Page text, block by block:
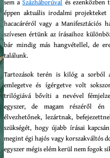
éppen aktuális irodalmi
hacacáréról vagy a Manifesztációs
szívesen értünk az írásaihoz
bár mindig más hangvétellel, de
találunk.
Tartozások terén is kilóg a sorból
emlegetve és ígérgetve volt
trilógiává bővíti a nevével
egyszer, de magam részéről
élvezhetőnek, lezártnak,
szükségét, hogy újabb írásai
megint égi hajós vagy korszakváltós
egyszer mégis elém kerül nem fogok